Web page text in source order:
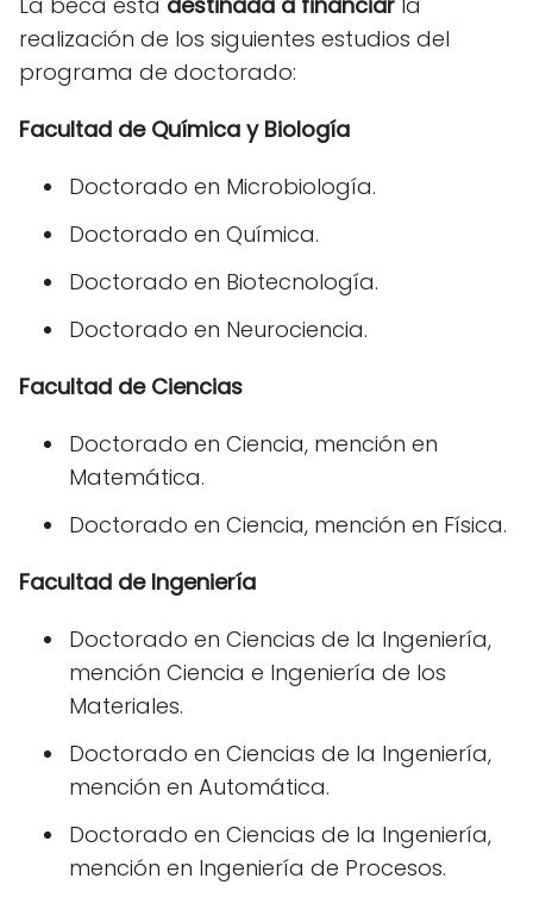
realización de los siguientes estudios del
programa de doctorado:
Facultad de Química y Biología
Doctorado en Microbiología.
Doctorado en Química.
Doctorado en Biotecnología.
Doctorado en Neurociencia.
Facultad de Ciencias
Doctorado en Ciencia, mención en
Matemática.
Doctorado en Ciencia, mención en Física.
Facultad de Ingeniería
Doctorado en Ciencias de la Ingeniería,
mención Ciencia e Ingeniería de los
Materiales.
Doctorado en Ciencias de la Ingeniería,
mención en Automática.
Doctorado en Ciencias de la Ingeniería,
mención en Ingeniería de Procesos.